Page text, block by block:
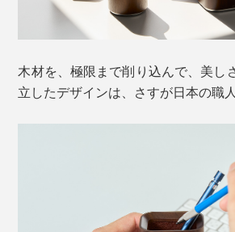
木材を、極限まで削り込んで、美し
立したデザインは、さすが日本の職人